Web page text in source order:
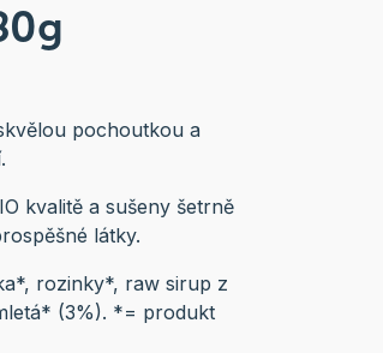
pochoutkou a
kvalitě a sušeny šetrně
látky.
rozinky*, raw sirup z
(3%). *= produkt